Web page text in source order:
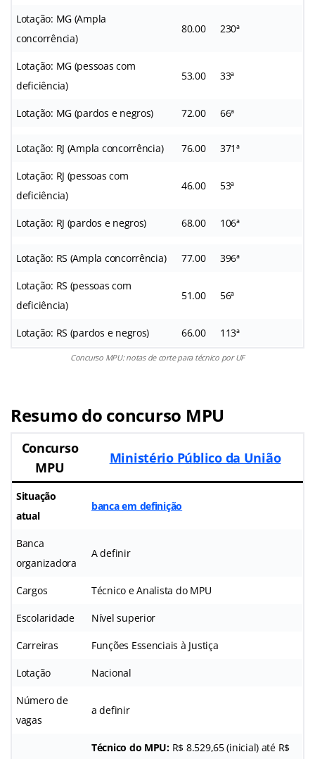
Lotação: MG (Ampla
concorrência)
80.00 230ª
Lotação: MG (pessoas com
deficiência)
53.00 33ª
Lotação: MG (pardos e negros) 72.00 66ª
Lotação: RJ (Ampla concorrência) 76.00 371ª
Lotação: RJ (pessoas com
deficiência)
46.00 53ª
Lotação: RJ (pardos e negros) 68.00 106ª
Lotação: RS (Ampla concorrência) 77.00 396ª
Lotação: RS (pessoas com
deficiência)
51.00 56ª
Lotação: RS (pardos e negros) 66.00 113ª
Concurso MPU: notas de corte para técnico por UF
Resumo do concurso MPU
Concurso
MPU
Ministério Público da União
Situação
atual
banca em definição
Banca
organizadora
A definir
Cargos Técnico e Analista do MPU
Escolaridade Nível superior
Carreiras Funções Essenciais à Justiça
Lotação Nacional
Número de
vagas
a definir
Técnico do MPU: R$ 8.529,65 (inicial) até R$